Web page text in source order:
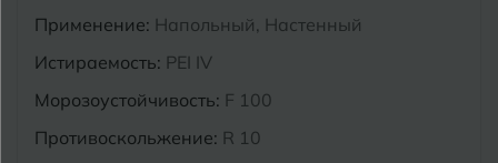
Применение: Напольный, Настенный
Истираемость: PEI IV
Морозоустойчивость: F 100
Противоскольжение: R 10